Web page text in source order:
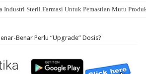
Di Industri Farmasi
Benar Perlu “Upgrade” Dosis?